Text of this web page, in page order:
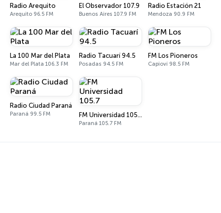
Radio Arequito
Arequito 96.5 FM
El Observador 107.9
Buenos Aires 107.9 FM
Radio Estación 21
Mendoza 90.9 FM
La 100 Mar del Plata
Mar del Plata 106.3 FM
Radio Tacuarí 94.5
Posadas 94.5 FM
FM Los Pioneros
Capioví 98.5 FM
Radio Ciudad Paraná
Paraná 99.5 FM FM Universidad 105.7
Paraná 105.7 FM